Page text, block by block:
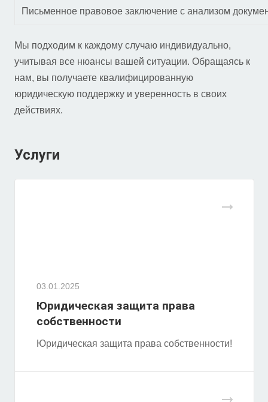
Письменное правовое заключение с анализом
Мы подходим к каждому случаю индивидуально,
учитывая все нюансы вашей ситуации. Обращаясь к
нам, вы получаете квалифицированную
юридическую поддержку и уверенность в своих
действиях.
Услуги
03.01.2025
Юридическая защита права
собственности
Юридическая защита права собственности!